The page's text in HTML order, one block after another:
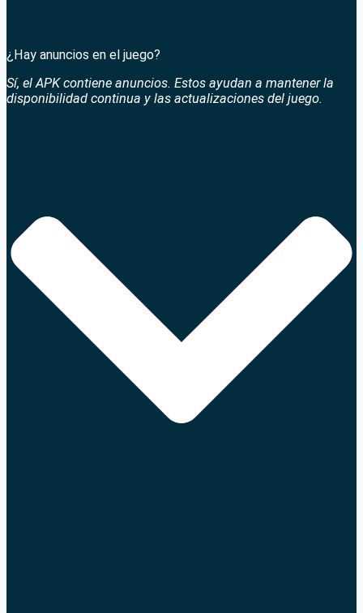
¿Hay anuncios en el juego?
Sí, el APK contiene anuncios. Estos ayudan a mantener la
disponibilidad continua y las actualizaciones del juego.